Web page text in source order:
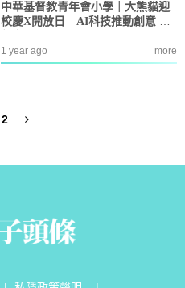
中華基督教青年會小學｜大熊貓迎
校慶X開放日 AI科技推動創意 +
1 year ago more
2